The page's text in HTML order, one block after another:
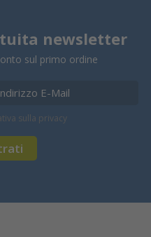
newsletter
sul primo ordine
sulla privacy